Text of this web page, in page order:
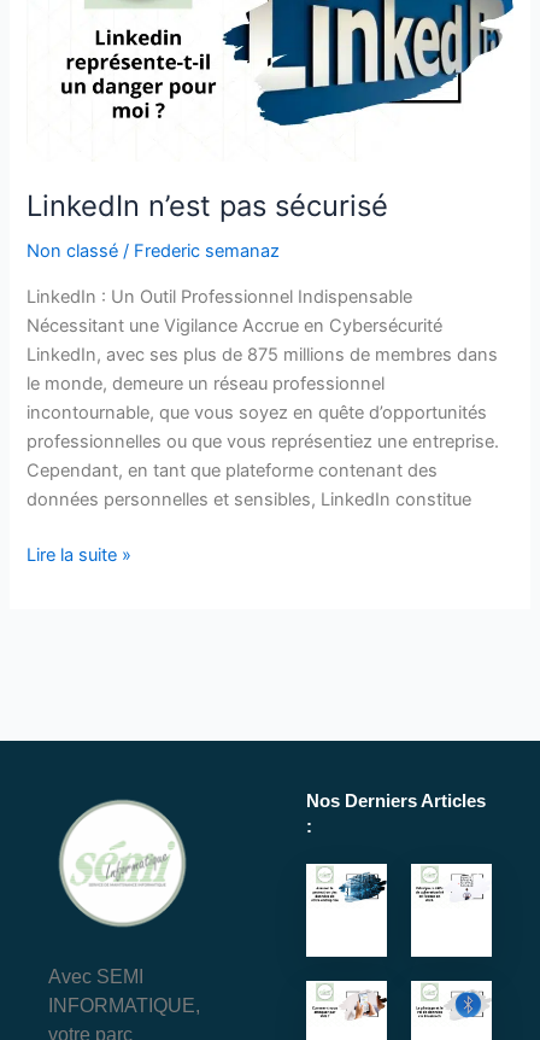
LinkedIn n’est pas sécurisé
Non classé / Frederic semanaz
LinkedIn : Un Outil Professionnel Indispensable
Nécessitant une Vigilance Accrue en Cybersécurité
LinkedIn, avec ses plus de 875 millions de membres dans
le monde, demeure un réseau professionnel
incontournable, que vous soyez en quête d’opportunités
professionnelles ou que vous représentiez une entreprise.
Cependant, en tant que plateforme contenant des
données personnelles et sensibles, LinkedIn constitue
Lire la suite »
Avec SEMI
INFORMATIQUE,
votre parc
Nos Derniers Articles
: